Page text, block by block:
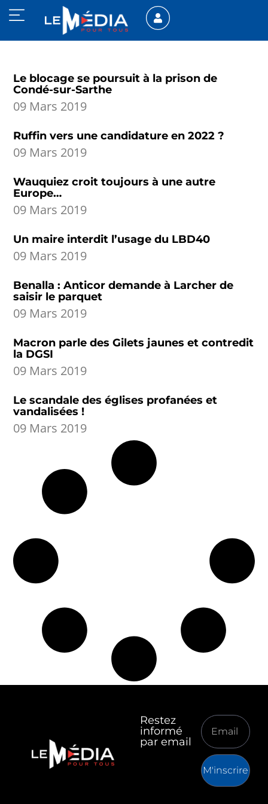
Le blocage se poursuit à la prison de
Condé-sur-Sarthe
09 Mars 2019
Ruffin vers une candidature en 2022 ?
09 Mars 2019
Wauquiez croit toujours à une autre
Europe…
09 Mars 2019
Un maire interdit l’usage du LBD40
09 Mars 2019
Benalla : Anticor demande à Larcher de
saisir le parquet
09 Mars 2019
Macron parle des Gilets jaunes et contredit
la DGSI
09 Mars 2019
Le scandale des églises profanées et
vandalisées !
09 Mars 2019
Restez
informé
par email
M'inscrire